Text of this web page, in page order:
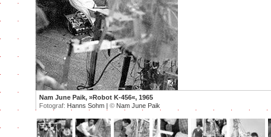
Nam June Paik, »Robot K-456«, 1965
Fotograf: Hanns Sohm | © Nam June Paik